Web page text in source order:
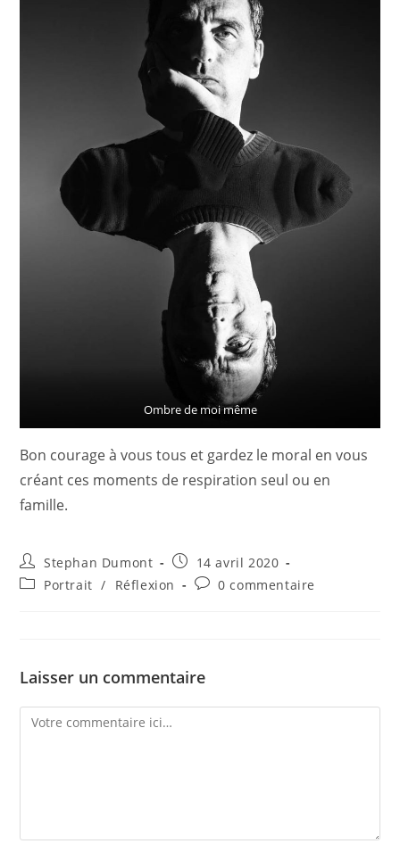
Ombre de moi même
Bon courage à vous tous et gardez le moral en vous
créant ces moments de respiration seul ou en
famille.
Auteur/autrice
de
Stephan Dumont
Publication
publiée :
14 avril 2020
PostPortrait / Réflexion
Commentaires
0 commentaire
Laisser un commentaire
Comment